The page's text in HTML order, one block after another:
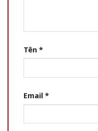
Tên *
Email *